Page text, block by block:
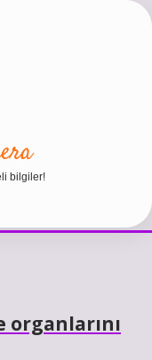
bilgiler!